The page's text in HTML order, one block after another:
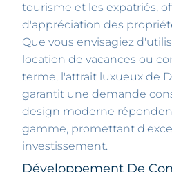
tourisme et les expatriés,
d'appréciation des
Que vous envisagiez
location de vacances ou
terme, l'attrait luxueux de
garantit une demande
design moderne
gamme, promettant
investissement.
Développement De